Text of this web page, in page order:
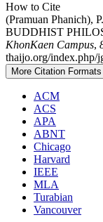
How to Cite
(Pramuan Phanich),
BUDDHIST
KhonKaen Campus,
thaijo.org/index.php/
More Citation Formats
ACM
ACS
APA
ABNT
Chicago
Harvard
IEEE
MLA
Turabian
Vancouver